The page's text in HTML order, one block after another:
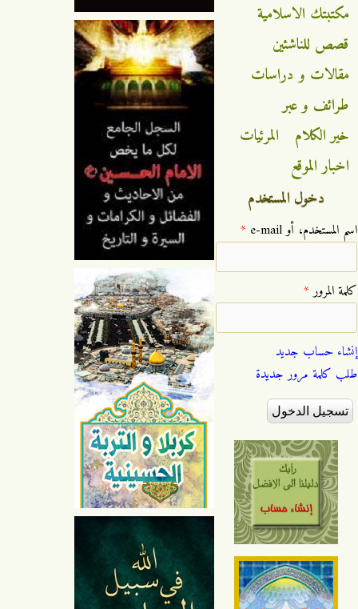
مكتبتك الاسلامية
قصص للناشئين
مقالات و دراسات
طرائف و عبر
خير الكلام
المرئيات
اخبار الموقع
دخول المستخدم
‏اسم المستخدم، أو e-mail ‏ *
‏كلمة المرور ‏*
إنشاء حساب جديد
طلب كلمة مرور جديدة